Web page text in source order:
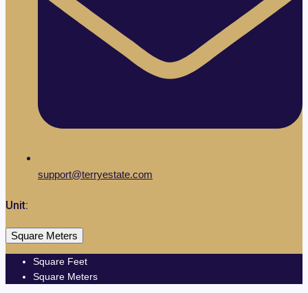
support@terryestate.com
Unit:
Square Meters
Square Feet
Square Meters